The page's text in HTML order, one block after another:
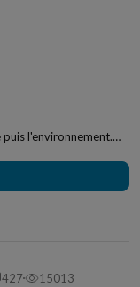
l'environnement.
427 15013